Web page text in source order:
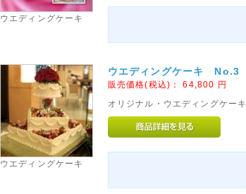
ウエディングケーキ
ウエディングケーキ
ウエディングケーキ No.3
販売価格(税込)：64,800 円
オリジナル・ウエディングケーキ